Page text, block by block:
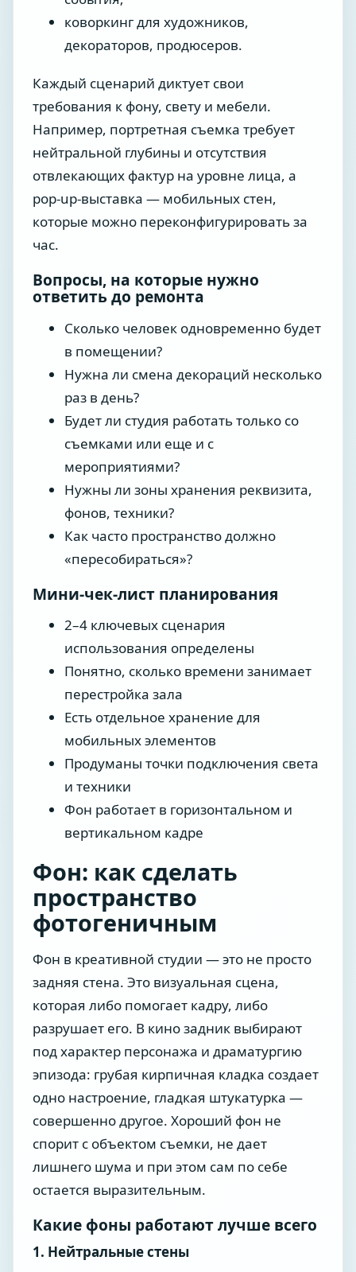
коворкинг для художников,
декораторов, продюсеров.
Каждый сценарий диктует свои
требования к фону, свету и мебели.
Например, портретная съемка требует
нейтральной глубины и отсутствия
отвлекающих фактур на уровне лица, а
pop-up-выставка — мобильных стен,
которые можно переконфигурировать за
час.
Вопросы, на которые нужно
ответить до ремонта
Сколько человек одновременно будет
в помещении?
Нужна ли смена декораций несколько
раз в день?
Будет ли студия работать только со
съемками или еще и с
мероприятиями?
Нужны ли зоны хранения реквизита,
фонов, техники?
Как часто пространство должно
«пересобираться»?
Мини-чек-лист планирования
2–4 ключевых сценария
использования определены
Понятно, сколько времени занимает
перестройка зала
Есть отдельное хранение для
мобильных элементов
Продуманы точки подключения света
и техники
Фон работает в горизонтальном и
вертикальном кадре
Фон: как сделать
пространство
фотогеничным
Фон в креативной студии — это не просто
задняя стена. Это визуальная сцена,
которая либо помогает кадру, либо
разрушает его. В кино задник выбирают
под характер персонажа и драматургию
эпизода: грубая кирпичная кладка создает
одно настроение, гладкая штукатурка —
совершенно другое. Хороший фон не
спорит с объектом съемки, не дает
лишнего шума и при этом сам по себе
остается выразительным.
Какие фоны работают лучше всего
1. Нейтральные стены